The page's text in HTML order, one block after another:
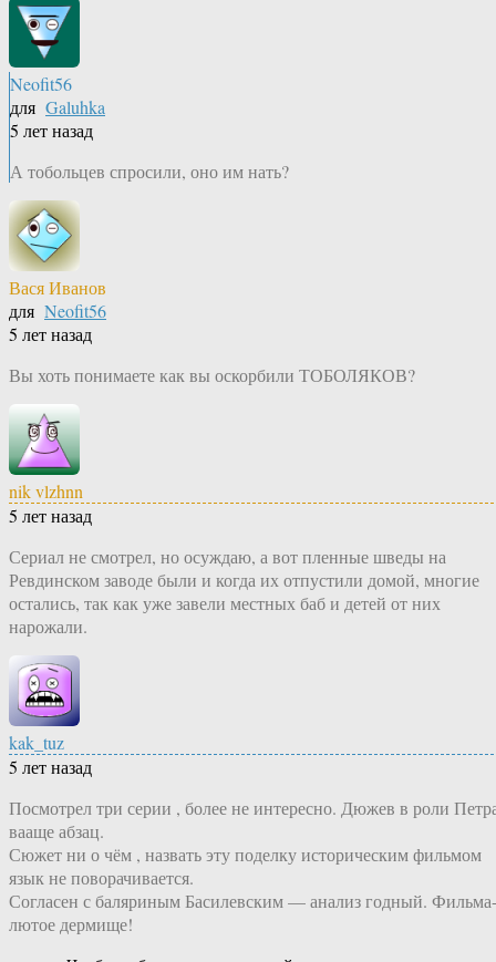
Neofit56
для Galuhka
5 лет назад
А тобольцев спросили, оно им нать?
Вася Иванов
для Neofit56
5 лет назад
Вы хоть понимаете как вы оскорбили ТОБОЛЯКОВ?
nik vlzhnn
5 лет назад
Сериал не смотрел, но осуждаю, а вот пленные шведы на
Ревдинском заводе были и когда их отпустили домой, многие
остались, так как уже завели местных баб и детей от них
нарожали.
kak_tuz
5 лет назад
Посмотрел три серии , более не интересно. Дюжев в роли
вааще абзац.
Сюжет ни о чём , назвать эту поделку историческим фильмом
язык не поворачивается.
Согласен с баляриным Басилевским — анализ годный. Фильма-
лютое дермище!